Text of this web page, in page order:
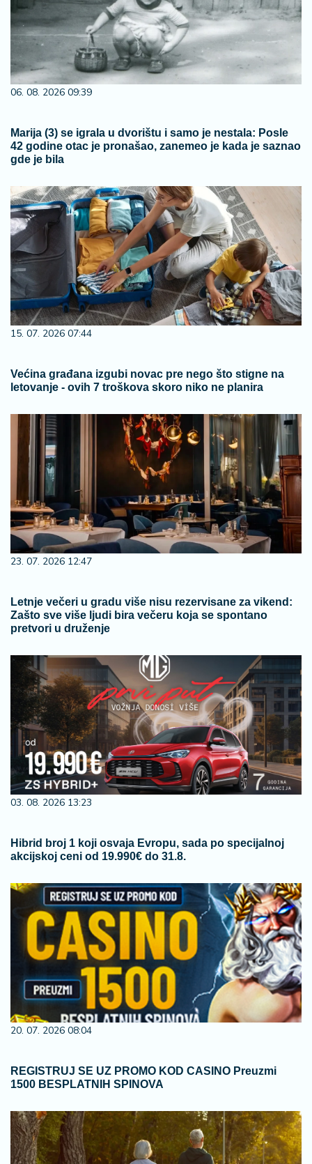
06. 08. 2026 09:39
Marija (3) se igrala u dvorištu i samo je nestala: Posle
42 godine otac je pronašao, zanemeo je kada je saznao
gde je bila
15. 07. 2026 07:44
Većina građana izgubi novac pre nego što stigne na
letovanje - ovih 7 troškova skoro niko ne planira
23. 07. 2026 12:47
Letnje večeri u gradu više nisu rezervisane za vikend:
Zašto sve više ljudi bira večeru koja se spontano
pretvori u druženje
03. 08. 2026 13:23
Hibrid broj 1 koji osvaja Evropu, sada po specijalnoj
akcijskoj ceni od 19.990€ do 31.8.
20. 07. 2026 08:04
REGISTRUJ SE UZ PROMO KOD CASINO Preuzmi
1500 BESPLATNIH SPINOVA